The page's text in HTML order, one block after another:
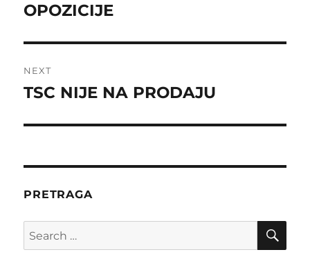
OPOZICIJE
NEXT
Next
TSC NIJE NA PRODAJU
PRETRAGA
Search
for: